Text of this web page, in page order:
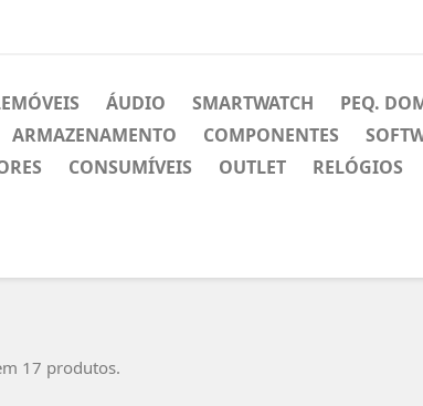
ÁUDIO SMARTWATCH PEQ.
ARMAZENAMENTO
COMPONENTES
CONSUMÍVEIS OUTLET RELÓGIOS
17 produtos.